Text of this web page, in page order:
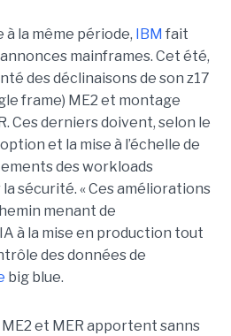
à la même période, IBM fait
mainframes. Cet été,
des déclinaisons de son z17
frame) ME2 et montage
Ces derniers doivent, selon le
et la mise à l’échelle de
des workloads
sécurité. « Ces améliorations
menant de
à la mise en production tout
des données de
big blue.
et MER apportent sanns